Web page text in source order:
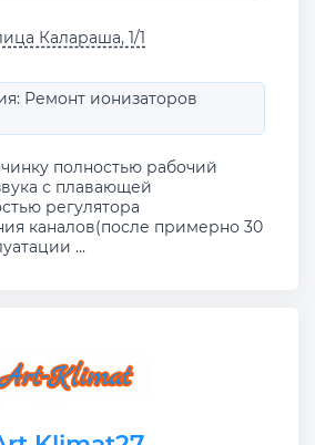
Калараша, 1/1
Ремонт ионизаторов
полностью рабочий
с плавающей
регулятора
каналов(после примерно 30
...